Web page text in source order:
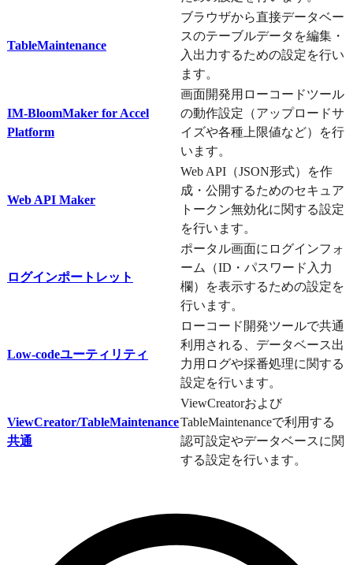
TableMaintenance
ブラウザから直接データベー
スのテーブルデータを編集・
入出力するための設定を行い
ます。
IM-BloomMaker for Accel
Platform
画面開発用ローコードツール
の動作設定（アップロードサ
イズや各種上限値など）を行
います。
Web API Maker
Web API（JSON形式）を作
成・公開するためのセキュア
トークン無効化に関する設定
を行います。
ログインポートレット
ポータル画面にログインフォ
ーム（ID・パスワード入力
欄）を表示するための設定を
行います。
Low-codeユーティリティ
ローコード開発ツールで共通
利用される、データベース出
力用ログや採番処理に関する
設定を行います。
ViewCreator/TableMaintenance
共通
ViewCreatorおよび
TableMaintenanceで利用する
認可設定やデータベースに関
する設定を行います。